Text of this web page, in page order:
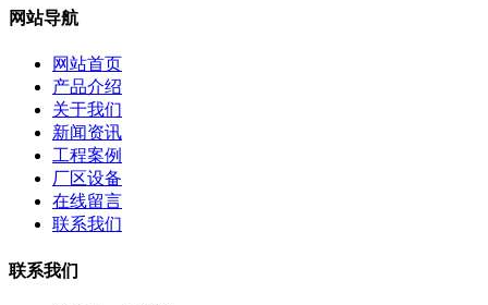
网站导航
网站首页
产品介绍
关于我们
新闻资讯
工程案例
厂区设备
在线留言
联系我们
联系我们